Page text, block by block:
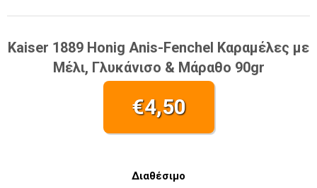
Kaiser 1889 Honig Anis-Fenchel Καραμέλες με
Μέλι, Γλυκάνισο & Μάραθο 90gr
€4,50
Διαθέσιμο